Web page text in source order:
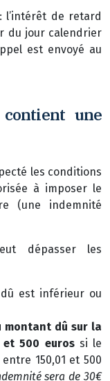
l’intérêt de retard
du jour calendrier
est envoyé au
une
les conditions
à imposer le
(une indemnité
dépasser les
est inférieur ou
montant dû sur la
et 500 eurossi le
150,01 et 500
sera de 30€